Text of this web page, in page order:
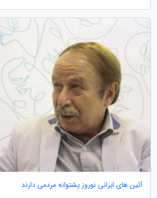
آئین های ایرانی نوروز پشتوانه مردمی دارند